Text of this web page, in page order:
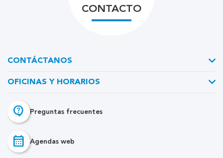
CONTACTO
CONTÁCTANOS
OFICINAS Y HORARIOS
contact_support Preguntas frecuentes
calendar_month Agendas web